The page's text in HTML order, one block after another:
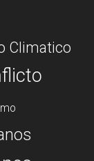
Climatico